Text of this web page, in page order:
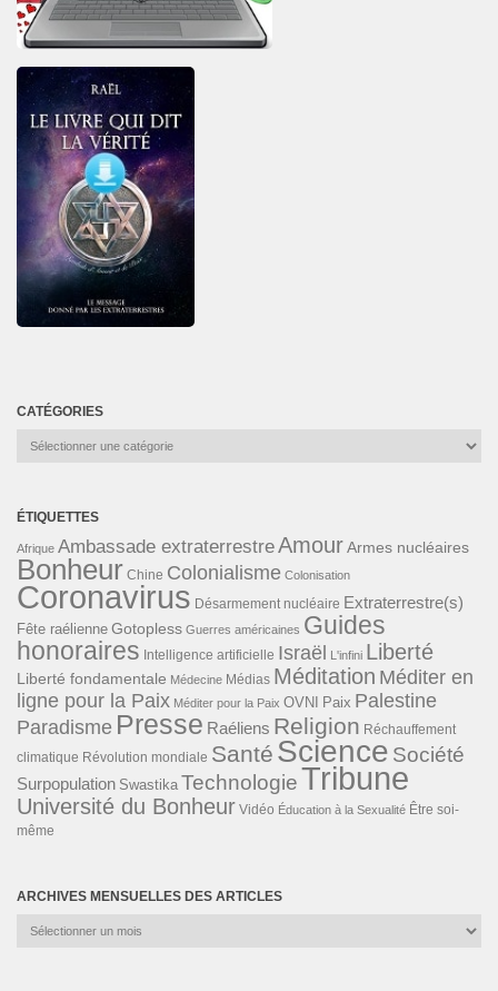
CATÉGORIES
Catégories
ÉTIQUETTES
Afrique Ambassade extraterrestreAmourArmes nucléaires
Bonheur Chine Colonialisme Colonisation
Coronavirus Désarmement nucléaire Extraterrestre(s)
Fête raélienne Gotopless Guerres américaines Guides
honoraires Intelligence artificielle Israël L'infini Liberté
Liberté fondamentale Médecine Médias Méditation Méditer en
ligne pour la Paix Méditer pour la Paix OVNI Paix Palestine
Paradisme Presse Raéliens Religion Réchauffement
climatique Révolution mondiale Santé Science Société
Surpopulation Swastika TechnologieTribune
Université du Bonheur Vidéo Éducation à la Sexualité Être soi-
même
ARCHIVES MENSUELLES DES ARTICLES
Archives